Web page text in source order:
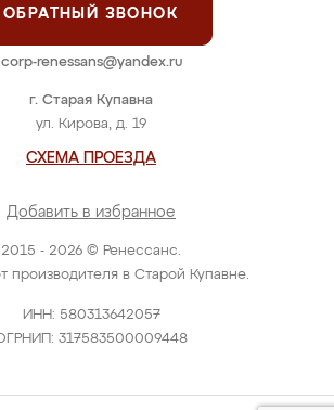
2015 - 2026 © Ренессанс.
производителя в Старой Купавне.
ИНН: 580313642057
317583500009448
г. Старая Купавна
ул. Кирова, д. 19
СХЕМА ПРОЕЗДА
Добавить в избранное
ОБРАТНЫЙ ЗВОНОК
corp-renessans@yandex.ru